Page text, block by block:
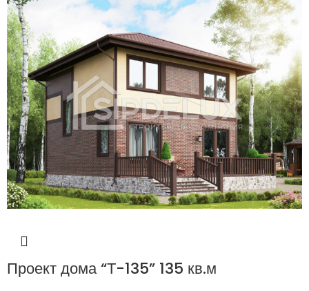
Проект дома “Т-135” 135 кв.м